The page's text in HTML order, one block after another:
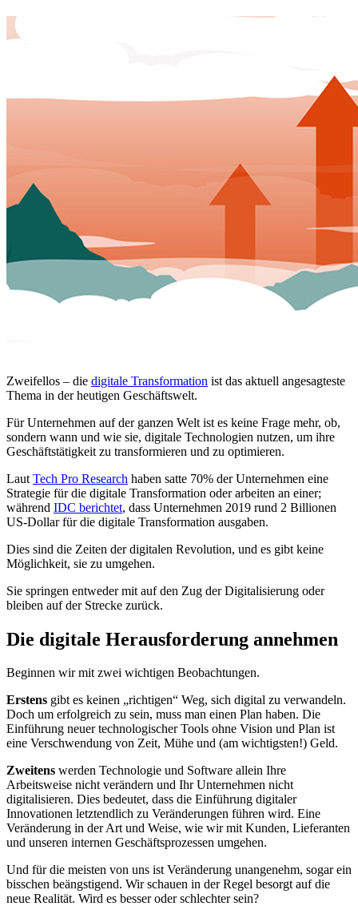
Zweifellos – die digitale Transformation ist das aktuell angesagteste
Thema in der heutigen Geschäftswelt.
Für Unternehmen auf der ganzen Welt ist es keine Frage mehr, ob,
sondern wann und wie sie, digitale Technologien nutzen, um ihre
Geschäftstätigkeit zu transformieren und zu optimieren.
Laut Tech Pro Research haben satte 70% der Unternehmen eine
Strategie für die digitale Transformation oder arbeiten an einer;
während IDC berichtet, dass Unternehmen 2019 rund 2 Billionen
US-Dollar für die digitale Transformation ausgaben.
Dies sind die Zeiten der digitalen Revolution, und es gibt keine
Möglichkeit, sie zu umgehen.
Sie springen entweder mit auf den Zug der Digitalisierung oder
bleiben auf der Strecke zurück.
Die digitale Herausforderung annehmen
Beginnen wir mit zwei wichtigen Beobachtungen.
Erstens gibt es keinen „richtigen“ Weg, sich digital zu verwandeln.
Doch um erfolgreich zu sein, muss man einen Plan haben. Die
Einführung neuer technologischer Tools ohne Vision und Plan ist
eine Verschwendung von Zeit, Mühe und (am wichtigsten!) Geld.
Zweitens werden Technologie und Software allein Ihre
Arbeitsweise nicht verändern und Ihr Unternehmen nicht
digitalisieren. Dies bedeutet, dass die Einführung digitaler
Innovationen letztendlich zu Veränderungen führen wird. Eine
Veränderung in der Art und Weise, wie wir mit Kunden, Lieferanten
und unseren internen Geschäftsprozessen umgehen.
Und für die meisten von uns ist Veränderung unangenehm, sogar ein
bisschen beängstigend. Wir schauen in der Regel besorgt auf die
neue Realität. Wird es besser oder schlechter sein?